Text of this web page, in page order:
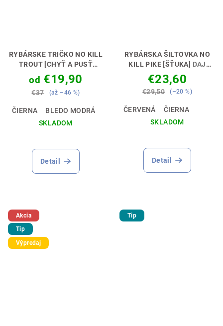
RYBÁRSKE TRIČKO NO KILL
TROUT [CHYŤ A PUSŤ
PSTRUH]RYBOLOV S
REŠPEKTOM 🎣🤝
od €19,90
€37 (až –46 %)
ČIERNA
BLEDO MODRÁ
SKLADOM
Detail
RYBÁRSKA ŠILTOVKA NO
KILL PIKE [ŠŤUKA] DAJ
NAJAVO SVOJ POSTOJ 💪🎣
€23,60
€29,50 (–20 %)
ČERVENÁ
ČIERNA
SKLADOM
Detail
Akcia
Tip
Výpredaj
Tip